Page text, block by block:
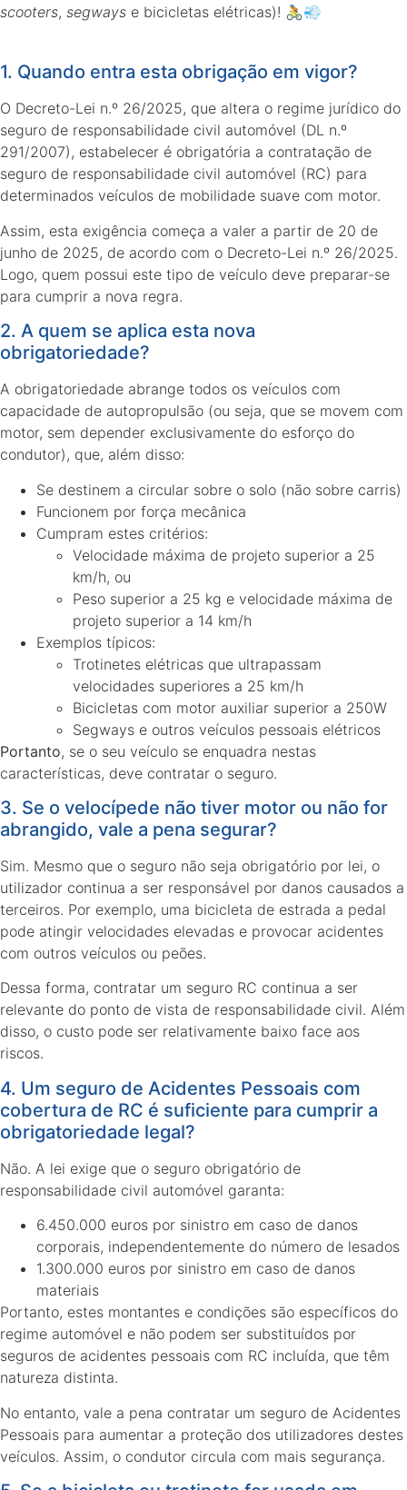
scooters, segways e bicicletas elétricas)! 🚴💨
1. Quando entra esta obrigação em vigor?
O Decreto-Lei n.º 26/2025, que altera o regime jurídico do
seguro de responsabilidade civil automóvel (DL n.º
291/2007), estabelecer é obrigatória a contratação de
seguro de responsabilidade civil automóvel (RC) para
determinados veículos de mobilidade suave com motor.
Assim, esta exigência começa a valer a partir de 20 de
junho de 2025, de acordo com o Decreto-Lei n.º 26/2025.
Logo, quem possui este tipo de veículo deve preparar-se
para cumprir a nova regra.
2. A quem se aplica esta nova
obrigatoriedade?
A obrigatoriedade abrange todos os veículos com
capacidade de autopropulsão (ou seja, que se movem com
motor, sem depender exclusivamente do esforço do
condutor), que, além disso:
Se destinem a circular sobre o solo (não sobre carris)
Funcionem por força mecânica
Cumpram estes critérios:
Velocidade máxima de projeto superior a 25
km/h, ou
Peso superior a 25 kg e velocidade máxima de
projeto superior a 14 km/h
Exemplos típicos:
Trotinetes elétricas que ultrapassam
velocidades superiores a 25 km/h
Bicicletas com motor auxiliar superior a 250W
Segways e outros veículos pessoais elétricos
Portanto, se o seu veículo se enquadra nestas
características, deve contratar o seguro.
3. Se o velocípede não tiver motor ou não for
abrangido, vale a pena segurar?
Sim. Mesmo que o seguro não seja obrigatório por lei, o
utilizador continua a ser responsável por danos causados a
terceiros. Por exemplo, uma bicicleta de estrada a pedal
pode atingir velocidades elevadas e provocar acidentes
com outros veículos ou peões.
Dessa forma, contratar um seguro RC continua a ser
relevante do ponto de vista de responsabilidade civil. Além
disso, o custo pode ser relativamente baixo face aos
riscos.
4. Um seguro de Acidentes Pessoais com
cobertura de RC é suficiente para cumprir a
obrigatoriedade legal?
Não. A lei exige que o seguro obrigatório de
responsabilidade civil automóvel garanta:
6.450.000 euros por sinistro em caso de danos
corporais, independentemente do número de lesados
1.300.000 euros por sinistro em caso de danos
materiais
Portanto, estes montantes e condições são específicos do
regime automóvel e não podem ser substituídos por
seguros de acidentes pessoais com RC incluída, que têm
natureza distinta.
No entanto, vale a pena contratar um seguro de Acidentes
Pessoais para aumentar a proteção dos utilizadores destes
veículos. Assim, o condutor circula com mais segurança.